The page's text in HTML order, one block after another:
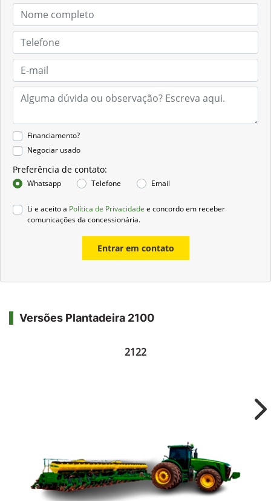
Financiamento?
Negociar usado
Preferência de contato:
Whatsapp Telefone Email
Li e aceito a Política de Privacidade e concordo em receber
comunicações da concessionária.
Entrar em contato
Versões Plantadeira 2100
2122